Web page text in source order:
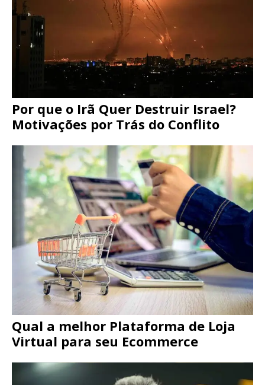
Por que o Irã Quer Destruir Israel?
Motivações por Trás do Conflito
Qual a melhor Plataforma de Loja
Virtual para seu Ecommerce